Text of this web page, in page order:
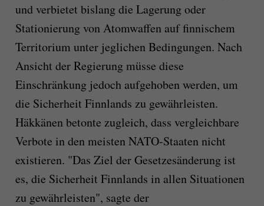
und verbietet bislang die Lagerung oder
Stationierung von Atomwaffen auf finnischem
Territorium unter jeglichen Bedingungen. Nach
Ansicht der Regierung müsse diese
Einschränkung jedoch aufgehoben werden, um
die Sicherheit Finnlands zu gewährleisten.
Häkkänen betonte zugleich, dass vergleichbare
Verbote in den meisten NATO-Staaten nicht
existieren. "Das Ziel der Gesetzesänderung ist
es, die Sicherheit Finnlands in allen Situationen
zu gewährleisten", sagte der